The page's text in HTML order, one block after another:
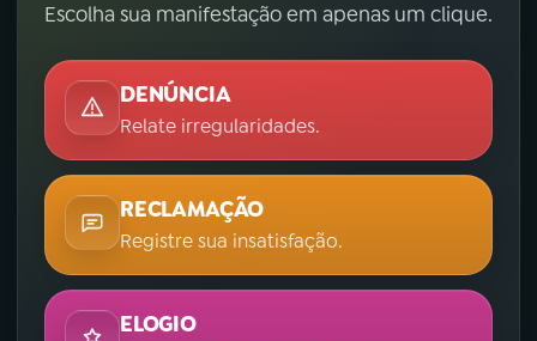
Escolha sua manifestação em apenas um clique.
DENÚNCIA
Relate irregularidades.
RECLAMAÇÃO
Registre sua insatisfação.
ELOGIO